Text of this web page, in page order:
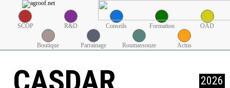
SCOP R&D Conseils Formation OAD
Boutique Parrainage Roumassouze Actus
2026